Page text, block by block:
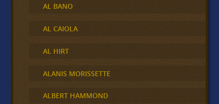
AL BANO
AL CAIOLA
AL HIRT
ALANIS MORISSETTE
ALBERT HAMMOND